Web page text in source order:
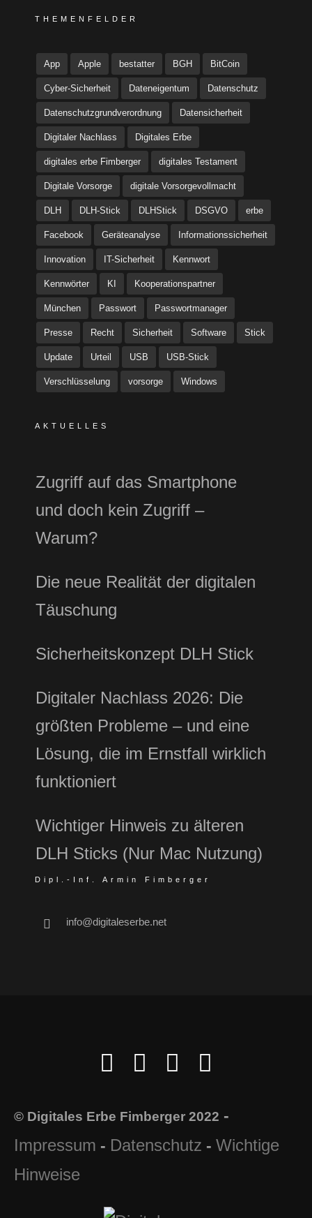
THEMENFELDER
App Apple bestatter BGH BitCoin
Cyber-Sicherheit Dateneigentum Datenschutz
Datenschutzgrundverordnung Datensicherheit
Digitaler Nachlass Digitales Erbe
digitales erbe Fimberger digitales Testament
Digitale Vorsorge digitale Vorsorgevollmacht
DLH DLH-Stick DLHStick DSGVO erbe
Facebook Geräteanalyse Informationssicherheit
Innovation IT-Sicherheit Kennwort
Kennwörter KI Kooperationspartner
München Passwort Passwortmanager
Presse Recht Sicherheit Software Stick
Update Urteil USB USB-Stick
Verschlüsselung vorsorge Windows
AKTUELLES
Zugriff auf das Smartphone
und doch kein Zugriff –
Warum?
Die neue Realität der digitalen
Täuschung
Sicherheitskonzept DLH Stick
Digitaler Nachlass 2026: Die
größten Probleme – und eine
Lösung, die im Ernstfall wirklich
funktioniert
Wichtiger Hinweis zu älteren
DLH Sticks (Nur Mac Nutzung)
Dipl.-Inf. Armin Fimberger
info@digitaleserbe.net
© Digitales Erbe Fimberger 2022 -
Impressum - Datenschutz - Wichtige
Hinweise